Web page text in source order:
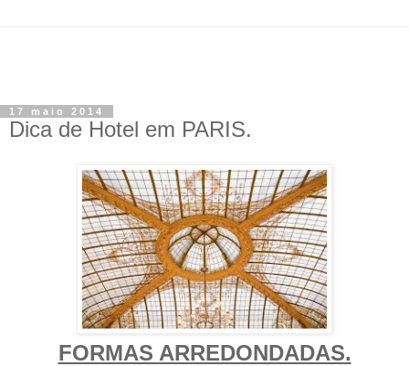
17 maio 2014
Dica de Hotel em PARIS.
FORMAS ARREDONDADAS.